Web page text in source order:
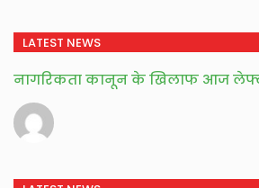
LATEST NEWS
नागरिकता कानून के खिलाफ आज